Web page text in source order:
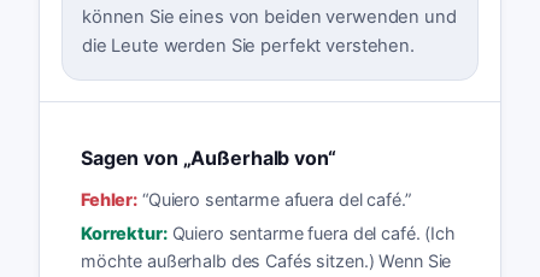
können Sie eines von beiden verwenden und
die Leute werden Sie perfekt verstehen.
Sagen von „Außerhalb von“
Fehler: “Quiero sentarme afuera del café.”
Korrektur: Quiero sentarme fuera del café. (Ich
möchte außerhalb des Cafés sitzen.) Wenn Sie